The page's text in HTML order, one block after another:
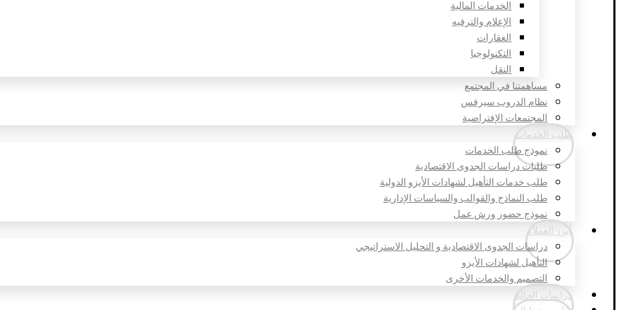
الخدمات المالية
الإعلام والترفيه
العقارات
التكنولوجيا
النقل
مساهمتنا في المجتمع
نظام الدروب سيرفس
المجتمعات الإفتراضية
طلب الخدمات
نموذج طلب الخدمات
طلبات دراسات الجدوى الاقتصادية
طلب خدمات التأهيل لشهادات الأيزو الدولية
طلب النماذج والقوالب والسياسات الإدارية
نموذج حضور ورش عمل
أبرز العملاء
دراسات الجدوى الاقتصادية و التحليل الاستراتيجي
التأهيل لشهادات الأيزو
التصميم والخدمات الأخرى
دراسات الحالة